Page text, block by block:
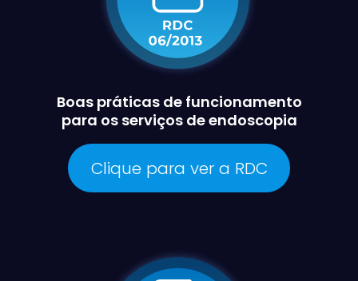
Boas práticas de funcionamento
para os serviços de endoscopia
Clique para ver a RDC